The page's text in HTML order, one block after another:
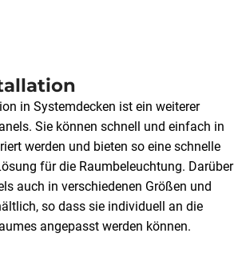
in Systemdecken ist ein weiterer
Sie können schnell und einfach in
werden und bieten so eine schnelle
für die Raumbeleuchtung. Darüber
auch in verschiedenen Größen und
so dass sie individuell an die
angepasst werden können.